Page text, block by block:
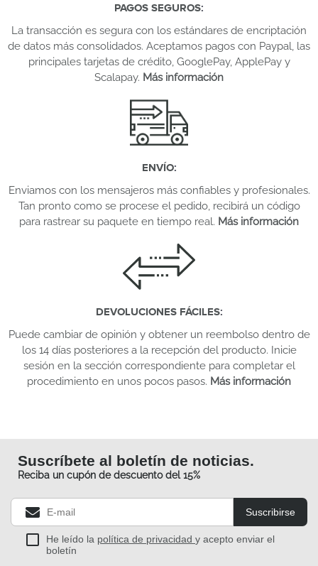
PAGOS SEGUROS:
La transacción es segura con los estándares de encriptación
de datos más consolidados. Aceptamos pagos con Paypal, las
principales tarjetas de crédito, GooglePay, ApplePay y
Scalapay. Más información
ENVÍO:
Enviamos con los mensajeros más confiables y profesionales.
Tan pronto como se procese el pedido, recibirá un código
para rastrear su paquete en tiempo real. Más información
DEVOLUCIONES FÁCILES:
Puede cambiar de opinión y obtener un reembolso dentro de
los 14 días posteriores a la recepción del producto. Inicie
sesión en la sección correspondiente para completar el
procedimiento en unos pocos pasos. Más información
Suscríbete al boletín de noticias.
Reciba un cupón de descuento del 15%
Suscribirse
He leído la política de privacidad y acepto enviar el
boletín